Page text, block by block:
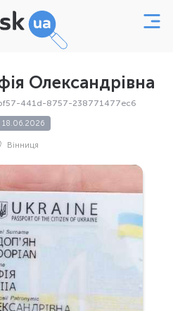
Олександрівна
441d-8757-238771477ec6
18.06.2026
Вінниця